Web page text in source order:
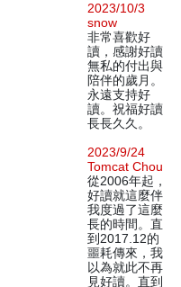
2023/10/3
snow
非常喜歡好
讀，感謝好讀
無私的付出與
陪伴的歲月。
永遠支持好
讀。祝福好讀
長長久久。
2023/9/24
Tomcat Chou
從2006年起，
好讀就這麼伴
我度過了這麼
長的時間。直
到2017.12的
噩耗傳來，我
以為就此不再
見好讀。直到